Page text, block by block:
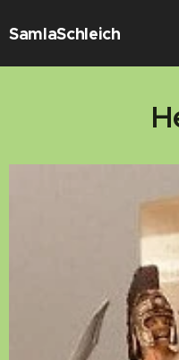
SamlaSchleich